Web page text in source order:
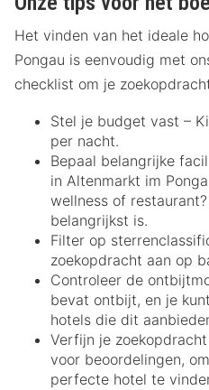
Het vinden van het ideale
Pongau is eenvoudig met
checklist om je
Stel je budget vast –
per nacht.
Bepaal belangrijke
in Altenmarkt im
wellness of
belangrijkst is.
Filter op
zoekopdracht aan op
Controleer de
bevat ontbijt, en je
hotels die dit
Verfijn je
voor beoordelingen,
perfecte hotel te